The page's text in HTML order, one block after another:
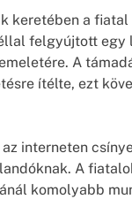
keretében a
felgyújtott egy
A
ítélte, ezt
interneten
A
komolyabb